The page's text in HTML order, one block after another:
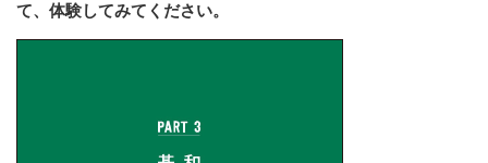
て、体験してみてください。